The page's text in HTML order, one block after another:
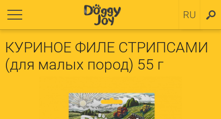
RU
SV
КУРИНОЕ ФИЛЕ СТРИПСАМИ
(для малых пород) 55 г
малых пород